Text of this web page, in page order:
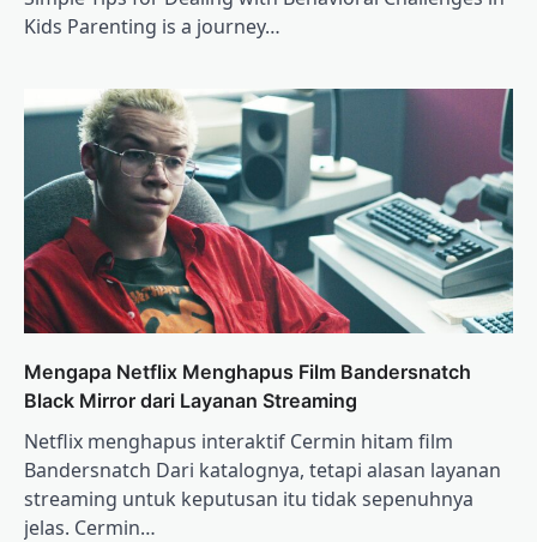
Kids Parenting is a journey…
Mengapa Netflix Menghapus Film Bandersnatch
Black Mirror dari Layanan Streaming
Netflix menghapus interaktif Cermin hitam film
Bandersnatch Dari katalognya, tetapi alasan layanan
streaming untuk keputusan itu tidak sepenuhnya
jelas. Cermin…